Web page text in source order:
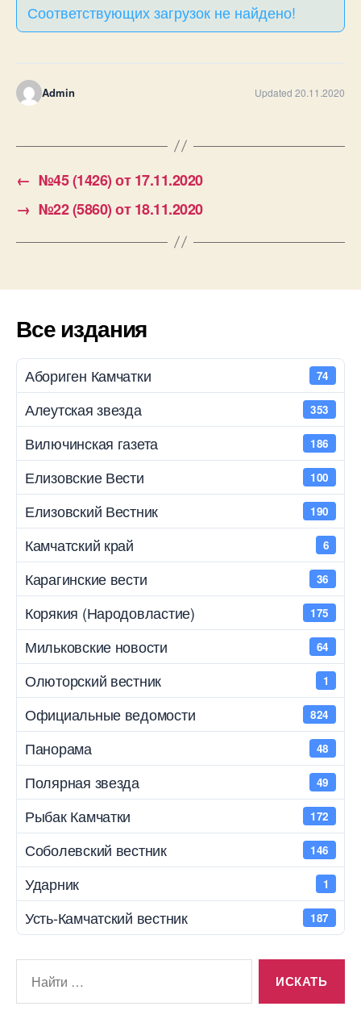
Соответствующих загрузок не найдено!
Admin Updated 20.11.2020
← №45 (1426) от 17.11.2020
→ №22 (5860) от 18.11.2020
Все издания
Абориген Камчатки 74
Алеутская звезда 353
Вилючинская газета 186
Елизовские Вести 100
Елизовский Вестник 190
Камчатский край 6
Карагинские вести 36
Корякия (Народовластие) 175
Мильковские новости 64
Олюторский вестник 1
Официальные ведомости 824
Панорама 48
Полярная звезда 49
Рыбак Камчатки 172
Соболевский вестник 146
Ударник 1
Усть-Камчатский вестник 187